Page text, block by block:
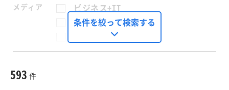
メディア
ビジネス+IT
FinTech Journal
Seizo Trend
条件を絞って検索する
593 件